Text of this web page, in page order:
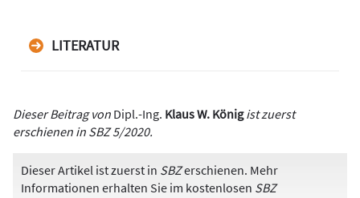
LITERATUR
Dieser Beitrag von Dipl.-Ing. Klaus W. Königist zuerst
erschienen in SBZ 5/2020.
Dieser Artikel ist zuerst in SBZerschienen. Mehr
Informationen erhalten Sie im kostenlosen SBZ